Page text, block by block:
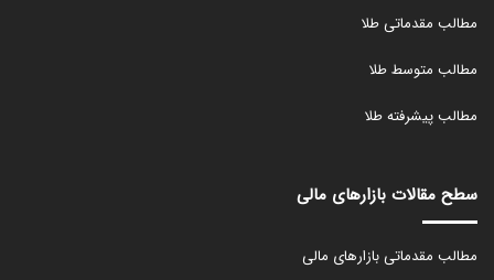
مطالب مقدماتی طلا
مطالب متوسط طلا
مطالب پیشرفته طلا
سطح مقالات بازارهای مالی
مطالب مقدماتی بازارهای مالی